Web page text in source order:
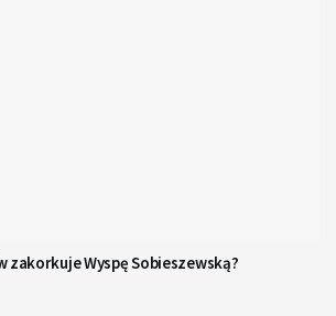
zakorkuje Wyspę Sobieszewską?